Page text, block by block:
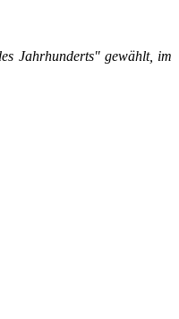
Jahrhunderts" gewählt, im